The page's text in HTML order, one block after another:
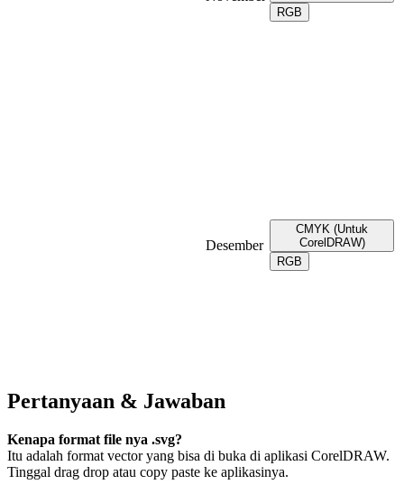
RGB
Desember
CMYK (Untuk
CorelDRAW)
RGB
Pertanyaan & Jawaban
Kenapa format file nya .svg?
Itu adalah format vector yang bisa di buka di aplikasi CorelDRAW.
Tinggal drag drop atau copy paste ke aplikasinya.